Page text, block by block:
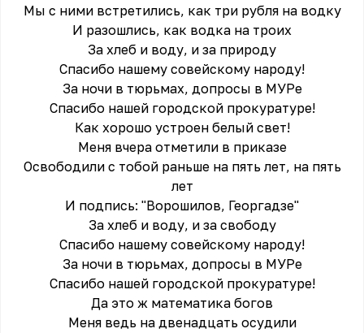
Мы с ними встретились, как три рубля на водку
И разошлись, как водка на троих
За хлеб и воду, и за природу
Спасибо нашему совейскому народу!
За ночи в тюрьмах, допросы в МУРе
Спасибо нашей городской прокуратуре!
Как хорошо устроен белый свет!
Меня вчера отметили в приказе
Освободили с тобой раньше на пять лет, на пять
лет
И подпись: "Ворошилов, Георгадзе"
За хлеб и воду, и за свободу
Спасибо нашему совейскому народу!
За ночи в тюрьмах, допросы в МУРе
Спасибо нашей городской прокуратуре!
Да это ж математика богов
Меня ведь на двенадцать осудили